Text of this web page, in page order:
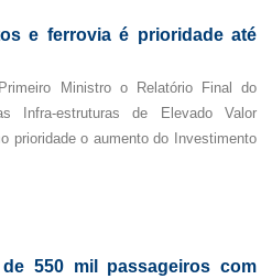
e ferrovia é prioridade até
Ministro o Relatório Final do
Infra-estruturas de Elevado Valor
prioridade o aumento do Investimento
550 mil passageiros com